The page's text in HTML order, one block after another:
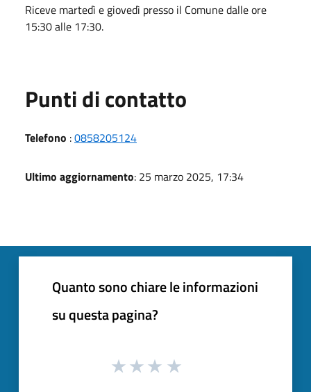
Riceve martedì e giovedì presso il Comune dalle ore
15:30 alle 17:30.
Punti di contatto
Telefono :0858205124
Ultimo aggiornamento: 25 marzo 2025, 17:34
Quanto sono chiare le informazioni
su questa pagina?